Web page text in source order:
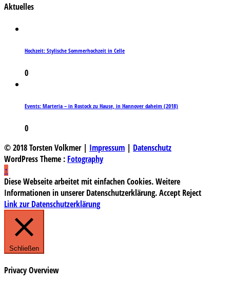
Aktuelles
Hochzeit: Stylische Sommerhochzeit in Celle
0
Events: Marteria – in Rostock zu Hause, in Hannover daheim (2018)
0
© 2018 Torsten Volkmer | Impressum | Datenschutz
WordPress Theme : Fotography
↑
Diese Webseite arbeitet mit einfachen Cookies. Weitere
Informationen in unserer Datenschutzerklärung.Accept Reject
Link zur Datenschutzerklärung
Schließen
Privacy Overview